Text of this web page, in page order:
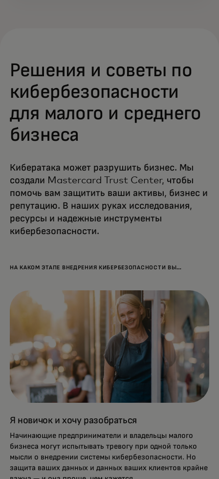
Решения и советы по
кибербезопасности
для малого и среднего
бизнеса
Кибератака может разрушить бизнес. Мы
создали Mastercard Trust Center, чтобы
помочь вам защитить ваши активы, бизнес и
репутацию. В наших руках исследования,
ресурсы и надежные инструменты
кибербезопасности.
НА КАКОМ ЭТАПЕ ВНЕДРЕНИЯ КИБЕРБЕЗОПАСНОСТИ ВЫ
Я новичок и хочу разобраться
Начинающие предприниматели и владельцы малого
бизнеса могут испытывать тревогу при одной только
мысли о внедрении системы кибербезопасности. Но
защита ваших данных и данных ваших клиентов крайне